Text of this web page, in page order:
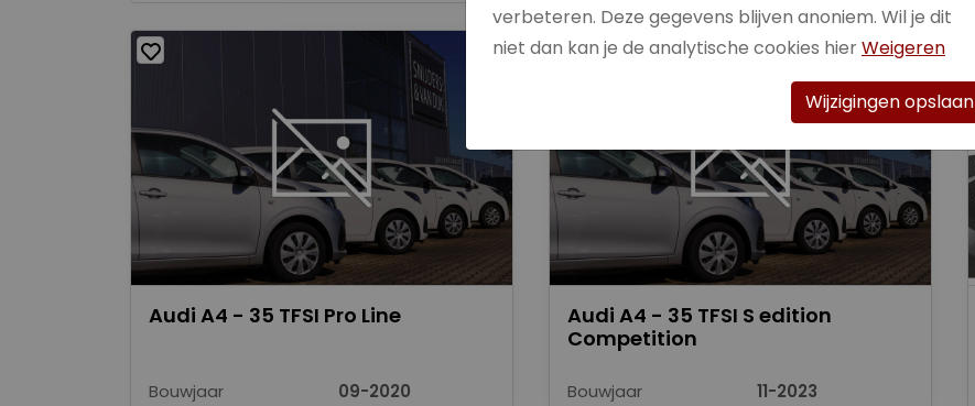
Audi A4 - 35 TFSI Pro Line
Bouwjaar
09-2020
Audi A4 - 35 TFSI S edition
Competition
Bouwjaar
11-2023
verbeteren. Deze gegevens blijven anoniem. Wil je dit
niet dan kan je de analytische cookies hierWeigeren
Wijzigingen opslaan